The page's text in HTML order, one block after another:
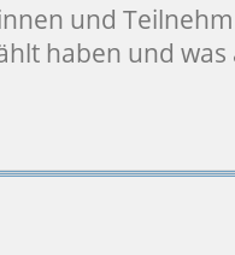
und
haben und